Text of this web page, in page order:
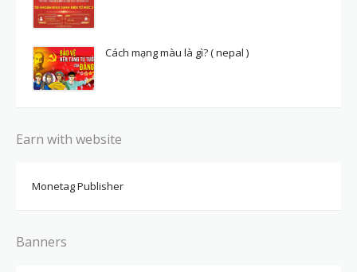
Cách mạng màu là gì? ( nepal )
Earn with website
Monetag Publisher
Banners